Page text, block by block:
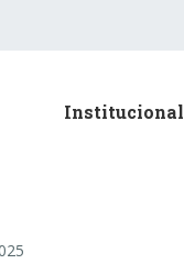
Institucional